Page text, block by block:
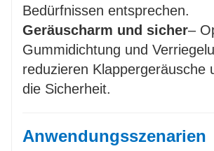
Bedürfnissen entsprechen.
Geräuscharm und sicher–
Gummidichtung und
reduzieren Klappergeräusche
die Sicherheit.
Anwendungsszenarien